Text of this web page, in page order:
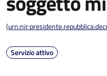
(
Servizio attivo